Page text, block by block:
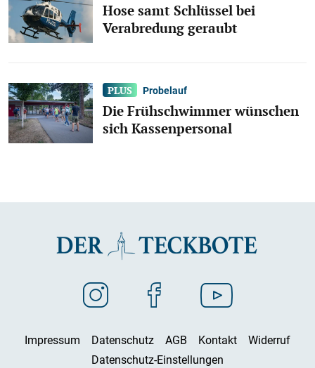
Hose samt Schlüssel bei
Verabredung geraubt
Probelauf
Die Frühschwimmer wünschen
sich Kassenpersonal
Impressum Datenschutz AGB Kontakt
Widerruf
Datenschutz-Einstellungen